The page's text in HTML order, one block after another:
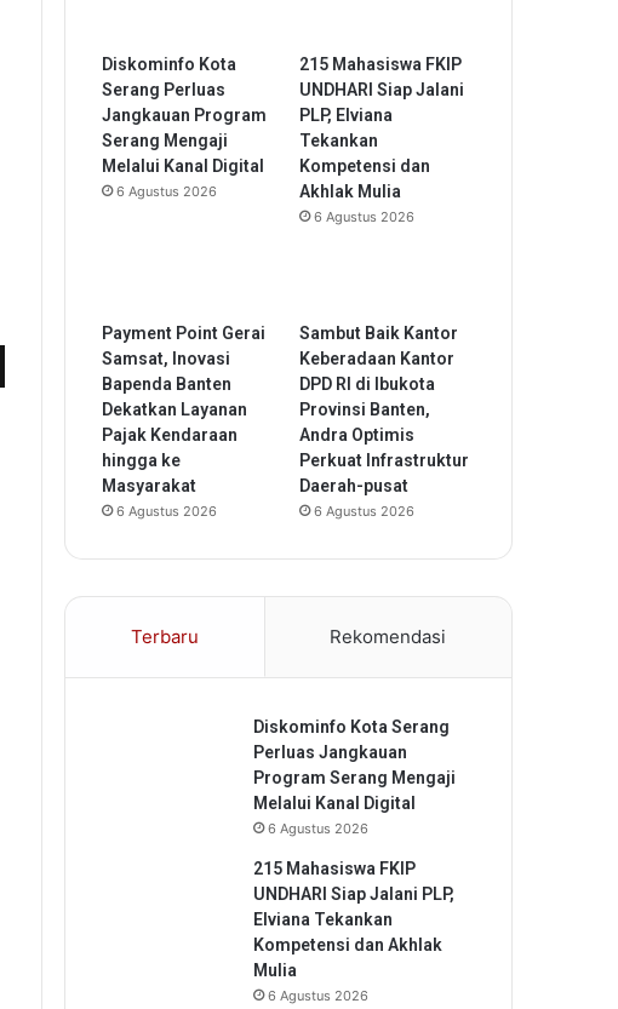
Diskominfo Kota
Serang Perluas
Jangkauan Program
Serang Mengaji
Melalui Kanal Digital
6 Agustus 2026
215 Mahasiswa FKIP
UNDHARI Siap Jalani
PLP, Elviana
Tekankan
Kompetensi dan
Akhlak Mulia
6 Agustus 2026
Payment Point Gerai
Samsat, Inovasi
Bapenda Banten
Dekatkan Layanan
Pajak Kendaraan
hingga ke
Masyarakat
6 Agustus 2026
Sambut Baik Kantor
Keberadaan Kantor
DPD RI di Ibukota
Provinsi Banten,
Andra Optimis
Perkuat Infrastruktur
Daerah-pusat
6 Agustus 2026
Terbaru Rekomendasi
Diskominfo Kota Serang
Perluas Jangkauan
Program Serang Mengaji
Melalui Kanal Digital
6 Agustus 2026
215 Mahasiswa FKIP
UNDHARI Siap Jalani PLP,
Elviana Tekankan
Kompetensi dan Akhlak
Mulia
6 Agustus 2026